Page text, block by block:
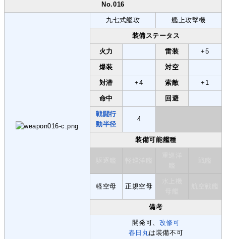
No.016
九七式艦攻 艦上攻撃機
装備ステータス
火力 雷装 +5
爆装 対空
対潜 +4 索敵 +1
命中 回避
戦闘行
動半径
4
装備可能艦種
軽空母 正規空母
備考
開発可、 改修可
春日丸は装備不可